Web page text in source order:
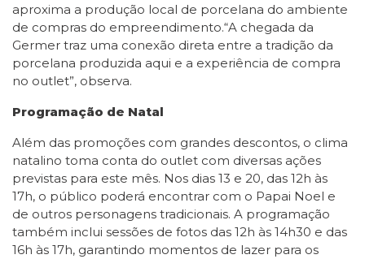
aproxima a produção local de porcelana do ambiente
de compras do empreendimento.“A chegada da
Germer traz uma conexão direta entre a tradição da
porcelana produzida aqui e a experiência de compra
no outlet”, observa.
Programação de Natal
Além das promoções com grandes descontos, o clima
natalino toma conta do outlet com diversas ações
previstas para este mês. Nos dias 13 e 20, das 12h às
17h, o público poderá encontrar com o Papai Noel e
de outros personagens tradicionais. A programação
também inclui sessões de fotos das 12h às 14h30 e das
16h às 17h, garantindo momentos de lazer para os